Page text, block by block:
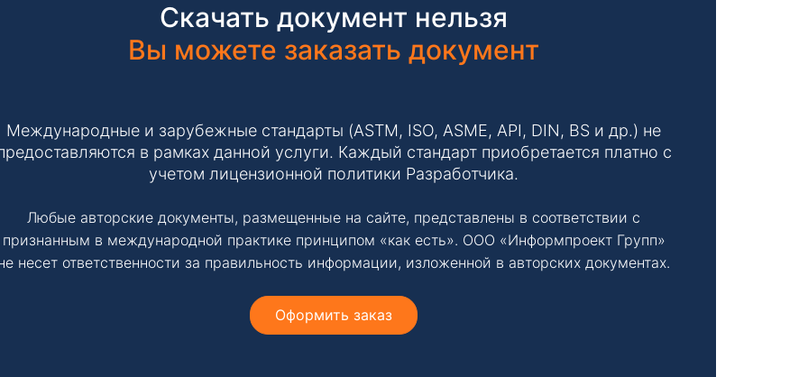
Скачать документ нельзя
Вы можете заказать документ
Международные и зарубежные стандарты (ASTM, ISO, ASME, API, DIN, BS и др.) не
в рамках данной услуги. Каждый стандарт приобретается платно с
учетом лицензионной политики Разработчика.
Любые авторские документы, размещенные на сайте, представлены в соответствии с
признанным в международной практике принципом «как есть». ООО «Информпроект Групп»
несет ответственности за правильность информации, изложенной в авторских документах.
Оформить заказ